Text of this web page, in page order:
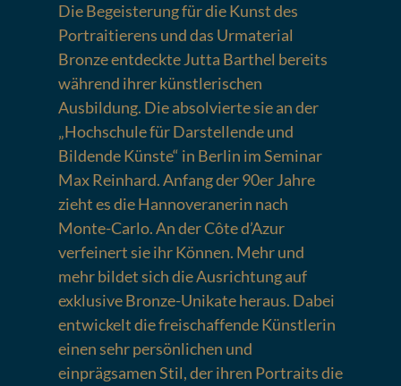
Die Begeisterung für die Kunst des
Portraitierens und das Urmaterial
Bronze entdeckte Jutta Barthel bereits
während ihrer künstlerischen
Ausbildung. Die absolvierte sie an der
„Hochschule für Darstellende und
Bildende Künste“ in Berlin im Seminar
Max Reinhard. Anfang der 90er Jahre
zieht es die Hannoveranerin nach
Monte-Carlo. An der Côte d’Azur
verfeinert sie ihr Können. Mehr und
mehr bildet sich die Ausrichtung auf
exklusive Bronze-Unikate heraus. Dabei
entwickelt die freischaffende Künstlerin
einen sehr persönlichen und
einprägsamen Stil, der ihren Portraits die